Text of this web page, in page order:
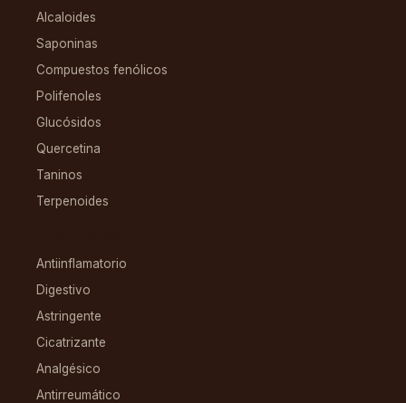
Alcaloides
Saponinas
Compuestos fenólicos
Polifenoles
Glucósidos
Quercetina
Taninos
Terpenoides
Antiinflamatorio
Digestivo
Astringente
Cicatrizante
Analgésico
Antirreumático